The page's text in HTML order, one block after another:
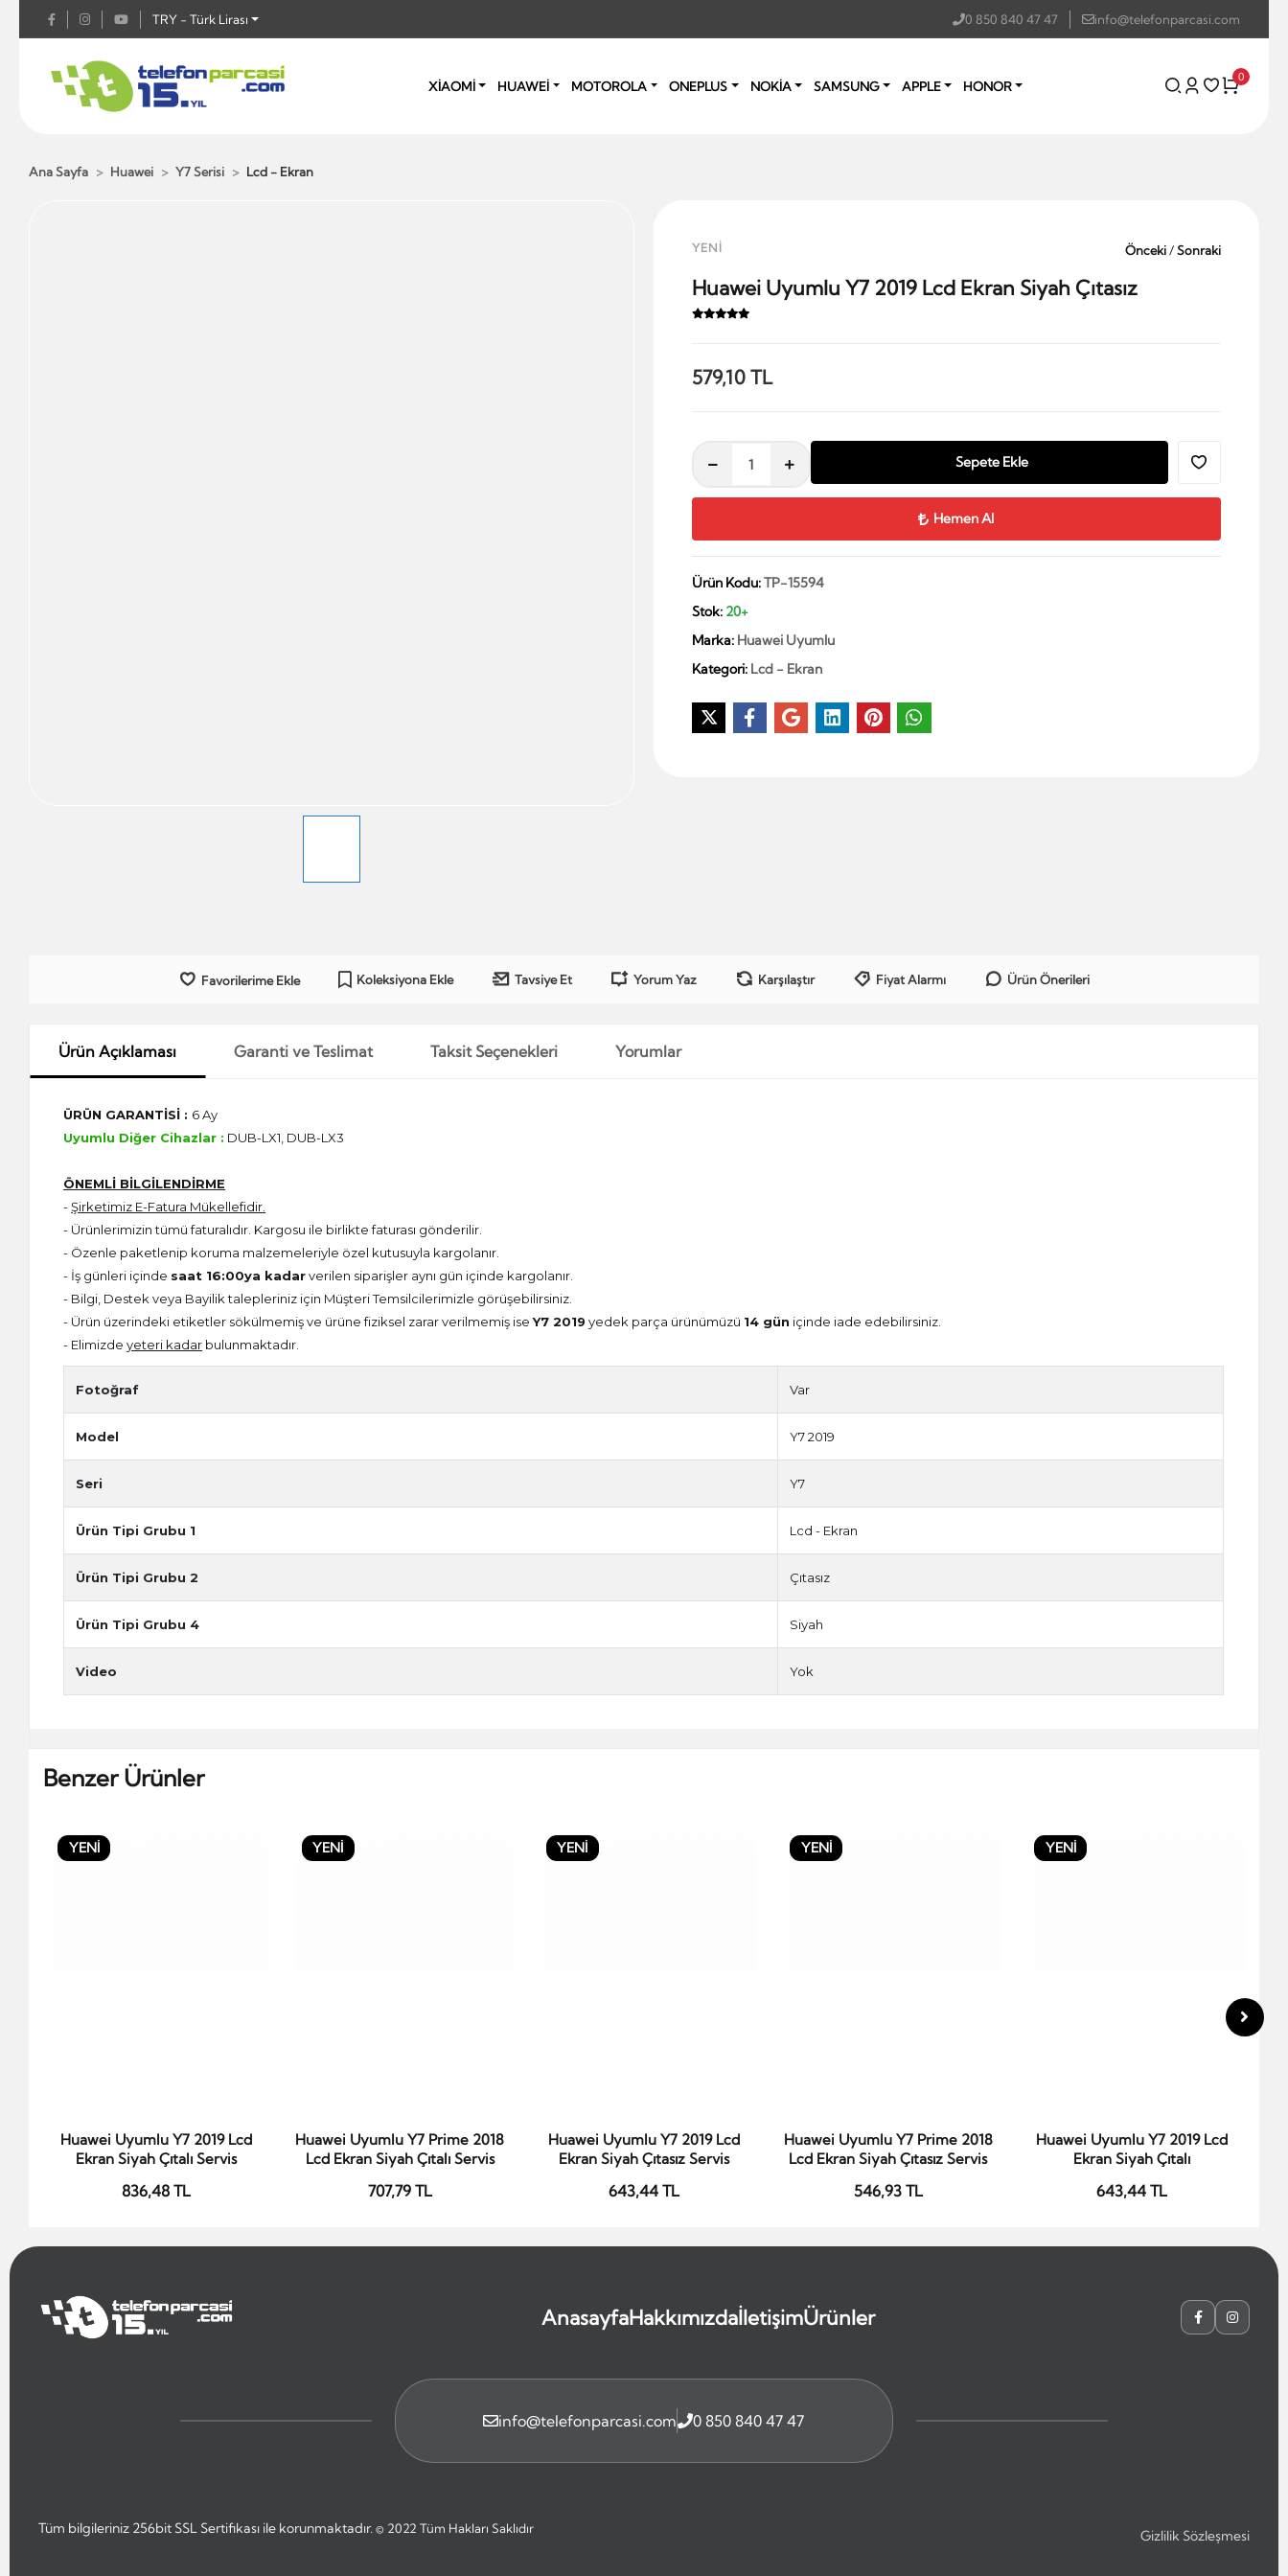
TRY - Türk Lirası 0 850 840 47 47 info@telefonparcasi.com
XİAOMİ HUAWEİ MOTOROLA ONEPLUS NOKİA SAMSUNG APPLE HONOR
0
Ana Sayfa Huawei Y7 Serisi Lcd - Ekran
YENİ Önceki/Sonraki
Huawei Uyumlu Y7 2019 Lcd Ekran Siyah Çıtasız
579,10 TL
Sepete Ekle
Hemen Al
Ürün Kodu:TP-15594
Stok: 20+
Marka: Huawei Uyumlu
Kategori: Lcd - Ekran
Favorilerime Ekle Koleksiyona Ekle Tavsiye Et Yorum Yaz Karşılaştır Fiyat Alarmı Ürün Önerileri
Ürün Açıklaması Garanti ve Teslimat Taksit Seçenekleri Yorumlar
ÜRÜN GARANTİSİ : 6 Ay
Uyumlu Diğer Cihazlar : DUB-LX1, DUB-LX3
ÖNEMLİ BİLGİLENDİRME
-Şirketimiz E-Fatura Mükellefidir.
- Ürünlerimizin tümü faturalıdır. Kargosu ile birlikte faturası gönderilir.
- Özenle paketlenip koruma malzemeleriyle özel kutusuyla kargolanır.
- İş günleri içinde saat 16:00ya kadarverilen siparişler aynı gün içinde kargolanır.
- Bilgi, Destek veya Bayilik talepleriniz için Müşteri Temsilcilerimizle görüşebilirsiniz.
- Ürün üzerindeki etiketler sökülmemiş ve ürüne fiziksel zarar verilmemiş iseY7 2019 yedek parça ürünümüzü 14 gün içinde iade edebilirsiniz.
- Elimizdeyeteri kadar bulunmaktadır.
Fotoğraf Var
Model Y7 2019
Seri Y7
Ürün Tipi Grubu 1 Lcd - Ekran
Ürün Tipi Grubu 2 Çıtasız
Ürün Tipi Grubu 4 Siyah
Video Yok
Benzer Ürünler
YENİ
Sepete Ekle
Huawei Uyumlu Y7 2019 Lcd
Ekran Siyah Çıtalı Servis
836,48 TL
YENİ
Sepete Ekle
Huawei Uyumlu Y7 Prime 2018
Lcd Ekran Siyah Çıtalı Servis
707,79 TL
YENİ
Sepete Ekle
Huawei Uyumlu Y7 2019 Lcd
Ekran Siyah Çıtasız Servis
643,44 TL
YENİ
Sepete Ekle
Huawei Uyumlu Y7 Prime 2018
Lcd Ekran Siyah Çıtasız Servis
546,93 TL
YENİ
Sepete Ekle
Huawei Uyumlu Y7 2019 Lcd
Ekran Siyah Çıtalı
643,44 TL
AnasayfaHakkımızdaİletişimÜrünler
info@telefonparcasi.com 0 850 840 47 47
Tüm bilgileriniz 256bit SSL Sertifikası ile korunmaktadır.© 2022 Tüm Hakları Saklıdır Gizlilik Sözleşmesi